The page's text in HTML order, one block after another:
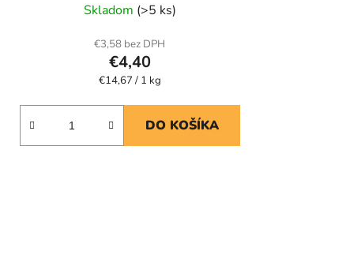
Skladom (>5 ks)
€3,58 bez DPH
€4,40
Jednotková
€14,67 / 1 kg
DO KOŠÍKA